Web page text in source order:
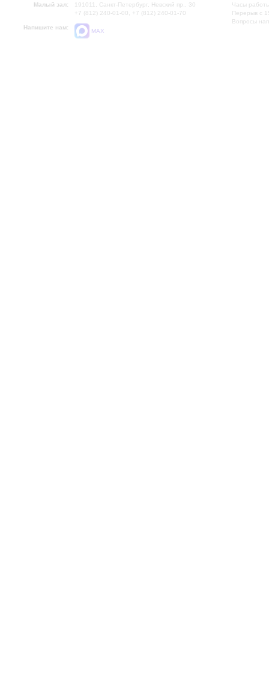
Малый зал:
191011, Санкт-Петербург, Невский пр., 30
+7 (812) 240-01-00, +7 (812) 240-01-70
Напишите нам:
MAX
Часы
Перерыв с
Вопросы